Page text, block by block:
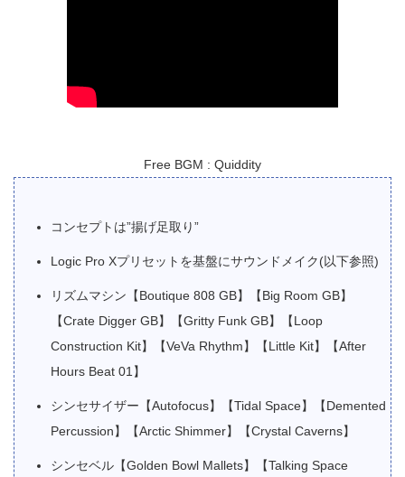
Free BGM : Quiddity
コンセプトは”揚げ足取り”
Logic Pro Xプリセットを基盤にサウンドメイク(以下参照)
リズムマシン【Boutique 808 GB】【Big Room GB】
【Crate Digger GB】【Gritty Funk GB】【Loop
Construction Kit】【VeVa Rhythm】【Little Kit】【After
Hours Beat 01】
シンセサイザー【Autofocus】【Tidal Space】【Demented
Percussion】【Arctic Shimmer】【Crystal Caverns】
シンセベル【Golden Bowl Mallets】【Talking Space